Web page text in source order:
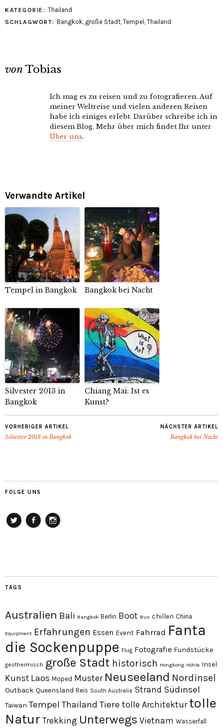
KATEGORIE: Thailand
SCHLAGWORT: Bangkok, große Stadt, Tempel , Thailand
von Tobias
Ich mag es zu reisen und zu fotografieren. Auf
meiner Weltreise und vielen anderen Reisen
habe ich einiges erlebt. Darüber schreibe ich in
diesem Blog. Mehr über mich findet Ihr unter
Über uns.
Verwandte Artikel
Tempel in Bangkok Bangkok bei Nacht
Silvester 2013 in
Bangkok
Chiang Mai: Ist es
Kunst?
VORHERIGER ARTIKEL
Silvester 2013 in Bangkok
NÄCHSTER ARTIKEL
Bangkok bei Nacht
FOLGE UNS
TAGS
Australien Bali Bangkok Berlin Boot Bus chillen China
Equipment Erfahrungen Essen Event Fahrrad Fanta
die Sockenpuppe Flug Fotografie Fundstücke
geothermisch große Stadt historisch Hongkong Höhle Insel
Kunst Laos Moped Muster Neuseeland Nordinsel
Outback Queensland Reis South Australia Strand Südinsel
Taiwan Tempel Thailand Tiere tolle Architektur tolle
Natur Trekking Unterwegs Vietnam Wasserfall